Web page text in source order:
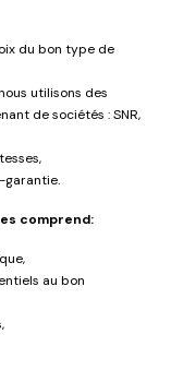
du bon type de
utilisons des
de sociétés : SNR,
garantie.
comprend:
au bon